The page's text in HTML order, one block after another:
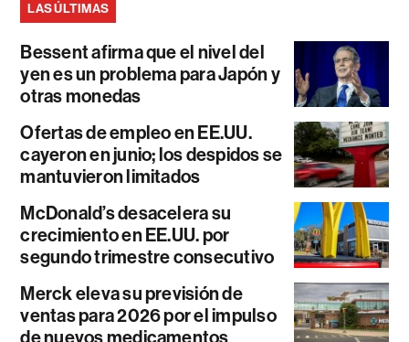
LAS ÚLTIMAS
Bessent afirma que el nivel del
yen es un problema para Japón y
otras monedas
Ofertas de empleo en EE.UU.
cayeron en junio; los despidos se
mantuvieron limitados
McDonald’s desacelera su
crecimiento en EE.UU. por
segundo trimestre consecutivo
Merck eleva su previsión de
ventas para 2026 por el impulso
de nuevos medicamentos